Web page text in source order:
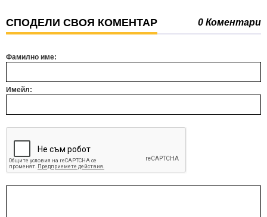
СПОДЕЛИ СВОЯ КОМЕНТАР 0 Коментари
Фамилно име:
Имейл: